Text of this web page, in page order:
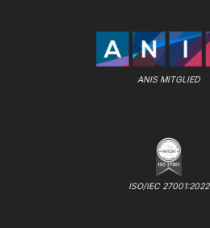
ANIS MITGLIED
ISO/IEC 27001:2022